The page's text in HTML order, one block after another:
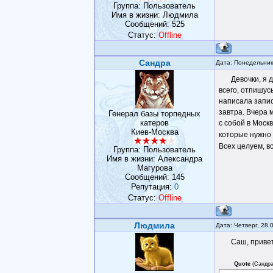
Группа: Пользователь
Имя в жизни: Людмила
Сообщений: 525
Статус: Offline
Сандра Дата:
Генерал базы торпедных
катеров
Киев-Москва
Группа: Пользователь
Имя в жизни: Александра
Магурова
Сообщений: 145
Репутация: 0
Статус: Offline
Девочки, я
всего,
написала
завтра. Вчера
с собой в
которые
Всех целуем,
Людмила Дата: Четверг,
Саш,
Quote (Сандра